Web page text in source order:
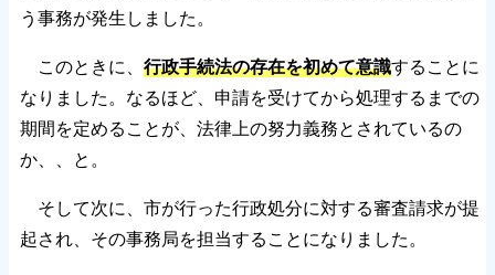
う事務が発生しました。
このときに、 行政手続法の存在を初めて意識することに
なりました。なるほど、申請を受けてから処理するまでの
期間を定めることが、法律上の努力義務とされているの
か、、と。
そして次に、市が行った行政処分に対する審査請求が提
起され、その事務局を担当することになりました。